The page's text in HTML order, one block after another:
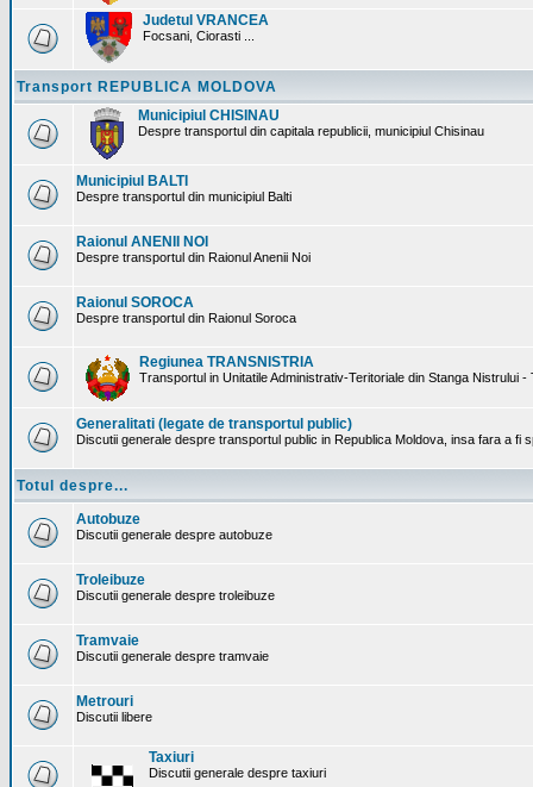
Judetul VRANCEA
Focsani, Ciorasti ...
Transport REPUBLICA MOLDOVA
Municipiul CHISINAU
Despre transportul din capitala republicii, municipiul Chisinau
Municipiul BALTI
Despre transportul din municipiul Balti
Raionul ANENII NOI
Despre transportul din Raionul Anenii Noi
Raionul SOROCA
Despre transportul din Raionul Soroca
Regiunea TRANSNISTRIA
Transportul in Unitatile Administrativ-Teritoriale din Stanga Nistrului -
Generalitati (legate de transportul public)
Discutii generale despre transportul public in Republica Moldova, insa fara a fi
Totul despre...
Autobuze
Discutii generale despre autobuze
Troleibuze
Discutii generale despre troleibuze
Tramvaie
Discutii generale despre tramvaie
Metrouri
Discutii libere
Taxiuri
Discutii generale despre taxiuri